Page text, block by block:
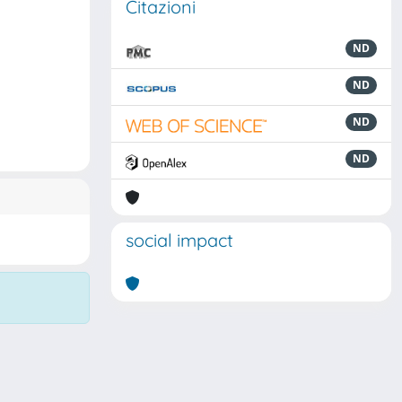
Citazioni
ND
ND
ND
ND
social impact